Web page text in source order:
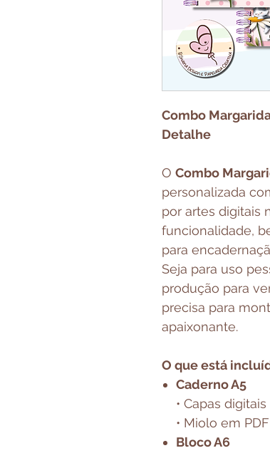
Combo
Detalhe
O Combo
personalizada
por artes digitais
funcionalidade,
para
Seja para uso
produção para
precisa para
apaixonante.
O que está
Caderno A5
• Capas
• Miolo em PDF
Bloco A6